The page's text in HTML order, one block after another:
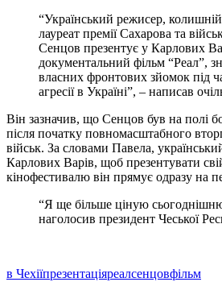
“Український режисер,
лауреат премії Сахарова та
Сенцов презентує у Карлових
документальний фільм “Реал”,
власних фронтових зйомок під
агресії в Україні”, – написав
Він зазначив, що Сенцов був на полі
після початку повномасштабного
військ. За словами Павела,
Карлових Варів, щоб презентувати
кінофестивалю він прямує одразу на
“Я ще більше ціную сьогоднішню
наголосив президент Чеської
в Чехіїпрезентаціяреалсенцовфільм